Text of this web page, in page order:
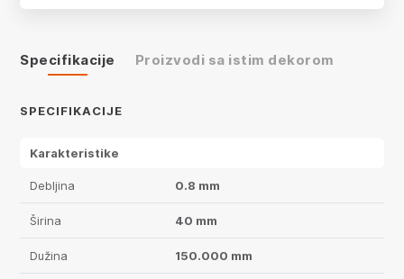
Specifikacije Proizvodi sa istim dekorom
SPECIFIKACIJE
Karakteristike
Debljina 0.8 mm
Širina 40 mm
Dužina 150.000 mm